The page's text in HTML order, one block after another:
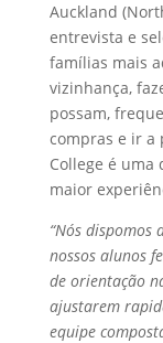
Auckland
entrevista e
famílias mais
vizinhança,
possam,
compras e ir a
College é uma
maior
“Nós dispomos
nossos alunos
de orientação
ajustarem
equipe